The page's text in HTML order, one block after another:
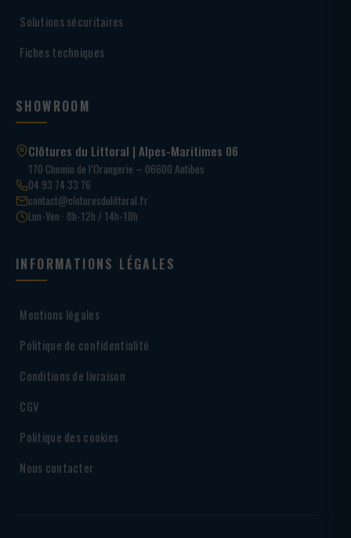
Solutions sécuritaires
Fiches techniques
SHOWROOM
Clôtures du Littoral | Alpes-Maritimes 06
170 Chemin de l’Orangerie – 06600 Antibes
04 93 74 33 76
contact@cloturesdulittoral.fr
Lun-Ven · 8h-12h / 14h-18h
INFORMATIONS LÉGALES
Mentions légales
Politique de confidentialité
Conditions de livraison
CGV
Politique des cookies
Nous contacter